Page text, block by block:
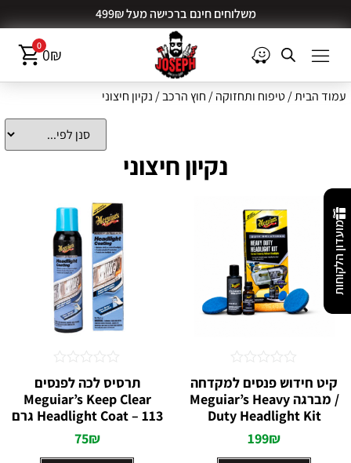
משלוחים חינם ברכישה מעל 499₪
0 0₪
מועדון הלקוחות
עמוד הבית/טיפוח ותחזוקה/ חוץ הרכב/ נקיון חיצוני
נקיון חיצוני
קיט חידוש פנסים למקדחה
/ מברגה Meguiar’s Heavy
Duty Headlight Kit
199₪
0
מתוך
5
תרסיס לכה לפנסים
Meguiar’s Keep Clear
Headlight Coat – 113 גרם
75₪
0
מתוך
5